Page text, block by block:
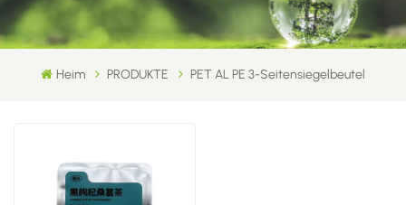
Heim PRODUKTE PET AL PE 3-Seitensiegelbeutel